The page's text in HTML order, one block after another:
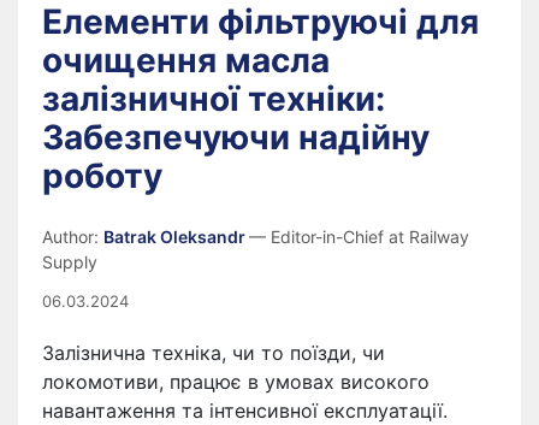
Елементи фільтруючі для
очищення масла
залізничної техніки:
Забезпечуючи надійну
роботу
Author: Batrak Oleksandr— Editor-in-Chief at Railway
Supply
06.03.2024
Залізнична техніка, чи то поїзди, чи
локомотиви, працює в умовах високого
навантаження та інтенсивної експлуатації.